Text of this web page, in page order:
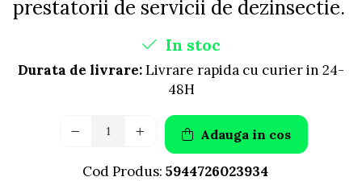
prestatorii de servicii de dezinsectie.
In stoc
Durata de livrare:Livrare rapida cu curier in 24-
48H
Adauga in cos
Cod Produs: 5944726023934